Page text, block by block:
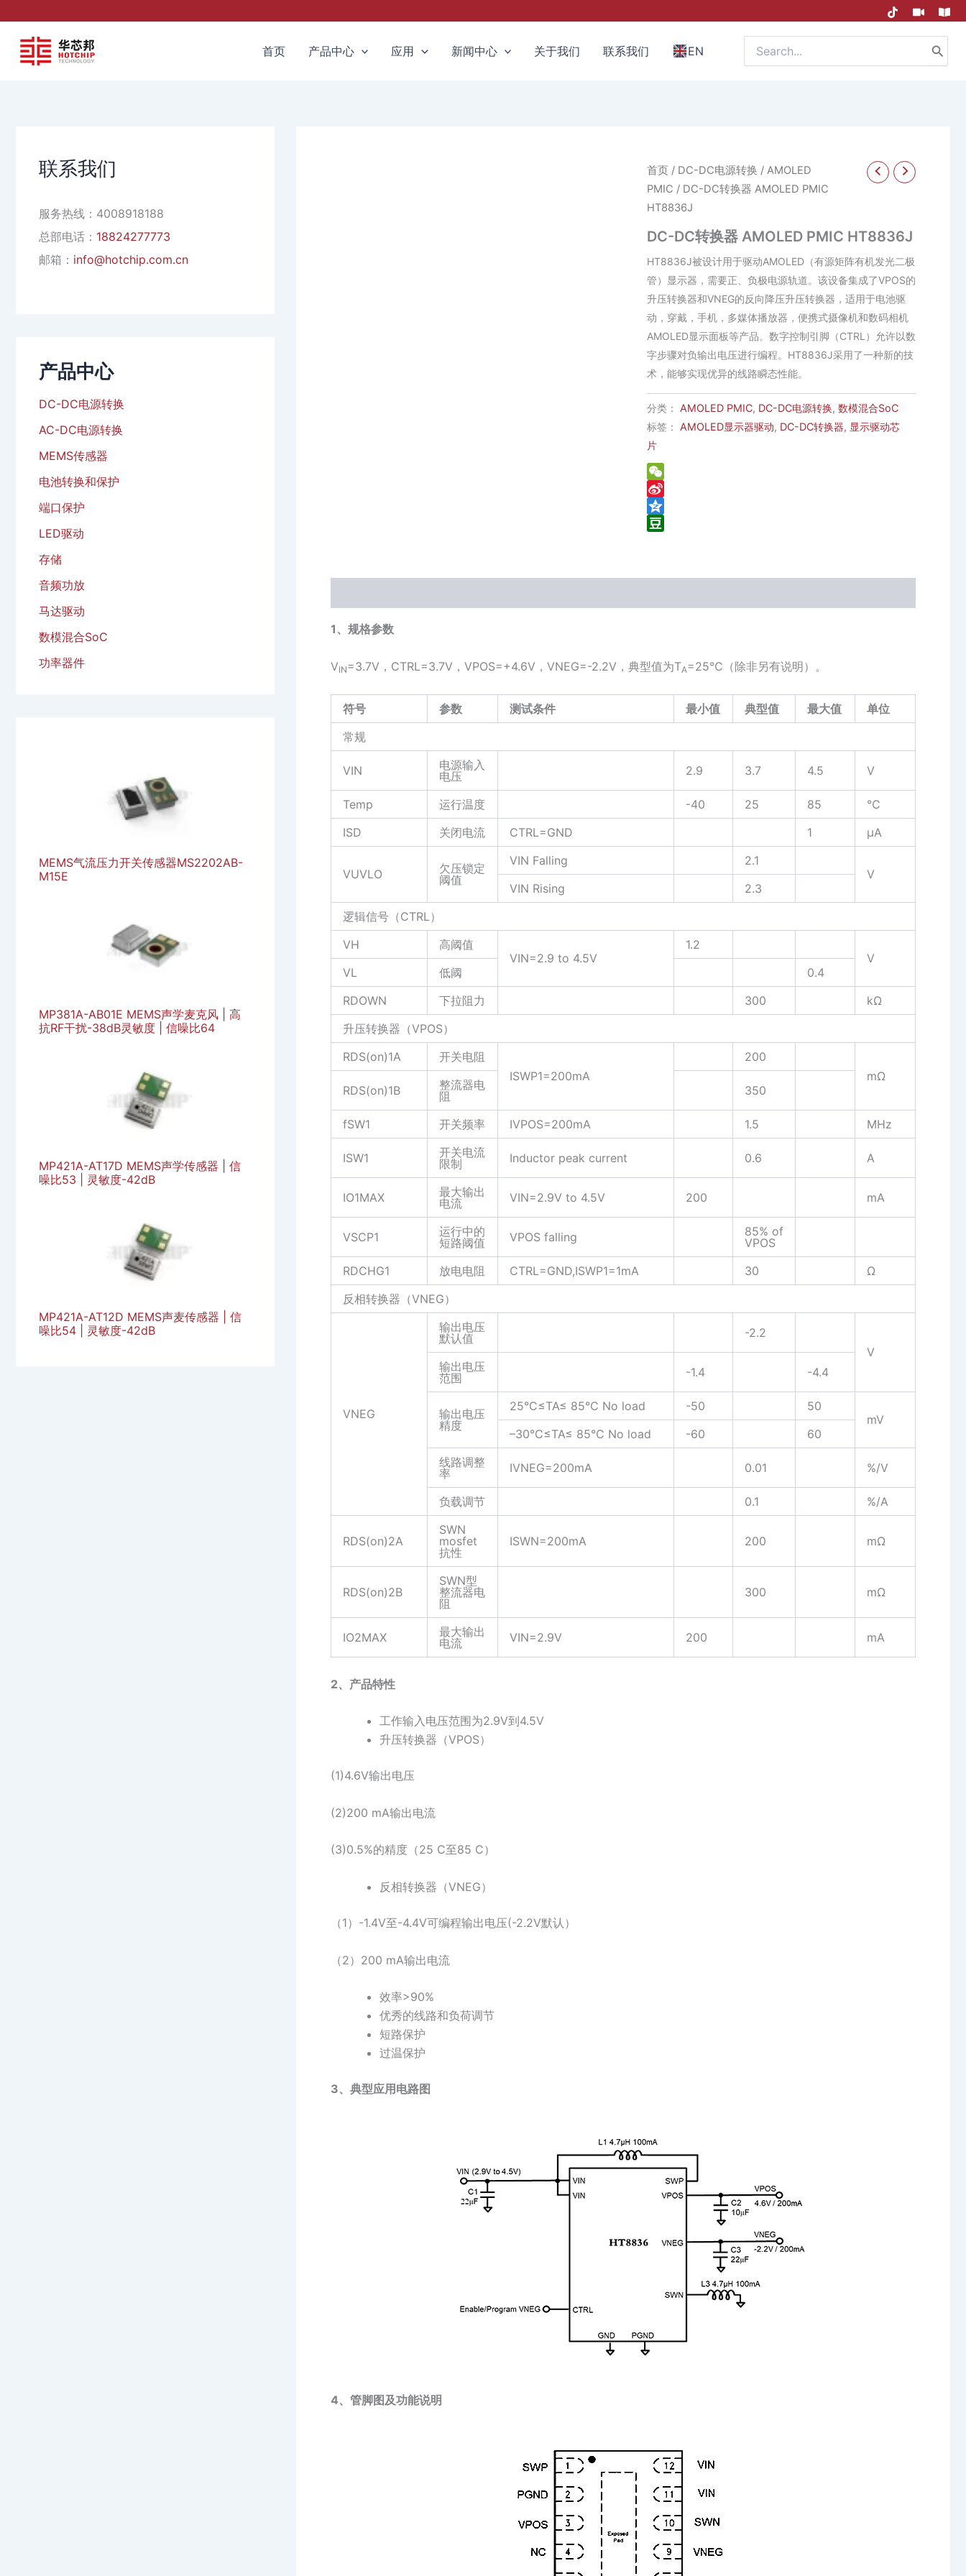
首页 产品中心 应用 新闻中心 关于我们 联系我们 EN
Search
for:
联系我们
服务热线：4008918188
总部电话： 18824277773
邮箱： info@hotchip.com.cn
产品中心
DC-DC电源转换
AC-DC电源转换
MEMS传感器
电池转换和保护
端口保护
LED驱动
存储
音频功放
马达驱动
数模混合SoC
功率器件
MEMS气流压力开关传感器MS2202AB-
M15E
MP381A-AB01E MEMS声学麦克风 | 高
抗RF干扰-38dB灵敏度 | 信噪比64
MP421A-AT17D MEMS声学传感器 | 信
噪比53 | 灵敏度-42dB
MP421A-AT12D MEMS声麦传感器 | 信
噪比54 | 灵敏度-42dB
首页/ DC-DC电源转换 / AMOLED
PMIC / DC-DC转换器 AMOLED PMIC
HT8836J
DC-DC转换器 AMOLED PMIC HT8836J
HT8836J被设计用于驱动AMOLED（有源矩阵有机发光二极
管）显示器，需要正、负极电源轨道。该设备集成了VPOS的
升压转换器和VNEG的反向降压升压转换器，适用于电池驱
动，穿戴，手机，多媒体播放器，便携式摄像机和数码相机
AMOLED显示面板等产品。数字控制引脚（CTRL）允许以数
字步骤对负输出电压进行编程。HT8836J采用了一种新的技
术，能够实现优异的线路瞬态性能。
分类： AMOLED PMIC, DC-DC电源转换, 数模混合SoC
标签： AMOLED显示器驱动, DC-DC转换器, 显示驱动芯
片
WeChat
Sina
Weibo
Qzone
1、规格参数
VIN=3.7V，CTRL=3.7V，VPOS=+4.6V，VNEG=-2.2V，典型值为TA=25℃（除非另有说明）。
符号 参数 测试条件 最小值 典型值 最大值
单位
常规
VIN
电源输入
电压
2.9 3.7 4.5 V
Temp 运行温度 -40 25 85
℃
ISD
关闭电流 CTRL=GND 1 µA
VUVLO
欠压锁定
阈值
VIN Falling
2.1
V
VIN Rising
2.3
逻辑信号（CTRL）
VH
高阈值
VIN=2.9 to 4.5V
1.2
V
VL
低阈
0.4
RDOWN
下拉阻力 300
kΩ
升压转换器（VPOS）
RDS(on)1A
开关电阻
ISWP1=200mA
200
mΩ
RDS(on)1B
整流器电
阻
350
fSW1 开关频率 IVPOS=200mA 1.5 MHz
ISW1
开关电流
限制
Inductor peak current 0.6 A
IO1MAX
最大输出
电流
VIN=2.9V to 4.5V 200 mA
VSCP1
运行中的
短路阈值
VPOS falling
85% of
VPOS
RDCHG1
放电电阻 CTRL=GND,ISWP1=1mA 30
Ω
反相转换器（VNEG）
VNEG
输出电压
默认值
-2.2
V
输出电压
范围
-1.4 -4.4
输出电压
精度
25°C≤TA≤ 85℃ No load -50
50
mV
–30°C≤TA≤ 85℃ No load
-60
60
线路调整
率
IVNEG=200mA 0.01 %/V
负载调节 0.1 %/A
RDS(on)2A
SWN
mosfet
抗性
ISWN=200mA 200 mΩ
RDS(on)2B
SWN型
整流器电
阻
300 mΩ
IO2MAX
最大输出
电流
VIN=2.9V 200 mA
2、产品特性
工作输入电压范围为2.9V到4.5V
升压转换器（VPOS）
(1)4.6V输出电压
(2)200 mA输出电流
(3)0.5%的精度（25 C至85 C）
反相转换器（VNEG）
（1）-1.4V至-4.4V可编程输出电压(-2.2V默认）
（2）200 mA输出电流
效率>90%
优秀的线路和负荷调节
短路保护
过温保护
3、典型应用电路图
4、管脚图及功能说明